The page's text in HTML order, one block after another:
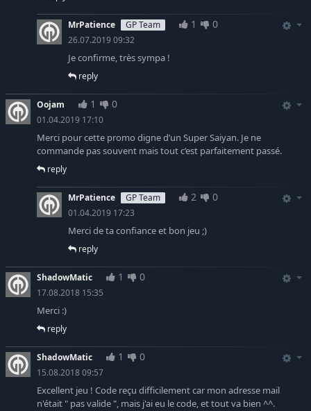
MrPatience GP Team 1 0
26.07.2019 09:32
Je confirme, très sympa !
reply
Oojam 1 0
01.04.2019 17:10
Merci pour cette promo digne d’un Super Saiyan. Je ne
commande pas souvent mais tout c’est parfaitement passé.
reply
MrPatience GP Team 2 0
01.04.2019 17:23
Merci de ta confiance et bon jeu ;)
reply
ShadowMatic 1 0
17.08.2018 15:35
Merci :)
reply
ShadowMatic 1 0
15.08.2018 09:57
Excellent jeu ! Code reçu difficilement car mon adresse mail
n'était " pas valide ", mais j'ai eu le code, et tout va bien ^^.